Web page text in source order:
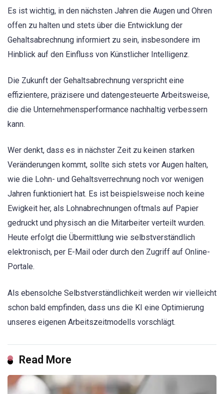
Es ist wichtig, in den nächsten Jahren die Augen und Ohren
offen zu halten und stets über die Entwicklung der
Gehaltsabrechnung informiert zu sein, insbesondere im
Hinblick auf den Einfluss von Künstlicher Intelligenz.
Die Zukunft der Gehaltsabrechnung verspricht eine
effizientere, präzisere und datengesteuerte Arbeitsweise,
die die Unternehmensperformance nachhaltig verbessern
kann.
Wer denkt, dass es in nächster Zeit zu keinen starken
Veränderungen kommt, sollte sich stets vor Augen halten,
wie die Lohn- und Gehaltsverrechnung noch vor wenigen
Jahren funktioniert hat. Es ist beispielsweise noch keine
Ewigkeit her, als Lohnabrechnungen oftmals auf Papier
gedruckt und physisch an die Mitarbeiter verteilt wurden.
Heute erfolgt die Übermittlung wie selbstverständlich
elektronisch, per E-Mail oder durch den Zugriff auf Online-
Portale.
Als ebensolche Selbstverständlichkeit werden wir vielleicht
schon bald empfinden, dass uns die KI eine Optimierung
unseres eigenen Arbeitszeitmodells vorschlägt.
Read More